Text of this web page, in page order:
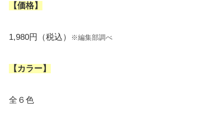
【価格】
1,980円（税込） ※編集部調べ
【カラー】
全６色